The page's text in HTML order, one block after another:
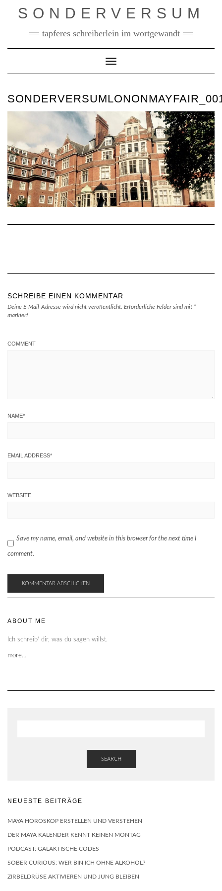
SONDERVERSUM
tapferes schreiberlein im wortgewandt
Toggle Navigation
SCHREIBE EINEN KOMMENTAR
Deine E-Mail-Adresse wird nicht veröffentlicht. Erforderliche Felder sind mit *
markiert
COMMENT
NAME*
EMAIL ADDRESS*
WEBSITE
Save my name, email, and website in this browser for the next time I
comment.
ABOUT ME
Ich schreib‘ dir, was du sagen willst.
more…
SEARCH
NEUESTE BEITRÄGE
MAYA HOROSKOP ERSTELLEN UND VERSTEHEN
DER MAYA KALENDER KENNT KEINEN MONTAG
PODCAST: GALAKTISCHE CODES
SOBER CURIOUS: WER BIN ICH OHNE ALKOHOL?
ZIRBELDRÜSE AKTIVIEREN UND JUNG BLEIBEN